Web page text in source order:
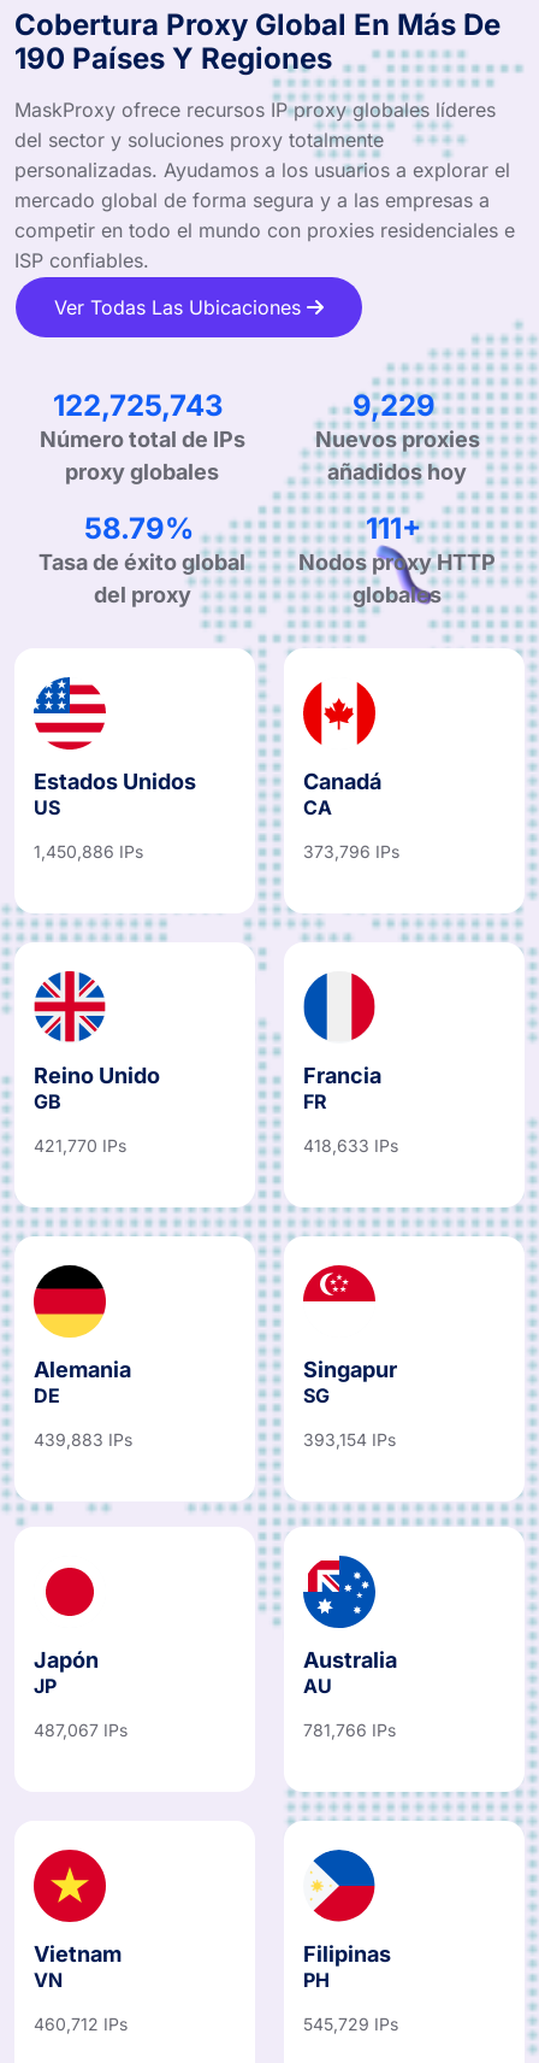
Cobertura Proxy Global En Más De
190 Países Y Regiones
MaskProxy ofrece recursos IP proxy globales líderes
del sector y soluciones proxy totalmente
personalizadas. Ayudamos a los usuarios a explorar el
mercado global de forma segura y a las empresas a
competir en todo el mundo con proxies residenciales e
ISP confiables.
Ver Todas Las Ubicaciones
206,608,193
Número total de IPs
proxy globales
15,537
Nuevos proxies
añadidos hoy
98.52%
Tasa de éxito global
del proxy
187+
Nodos proxy HTTP
globales
Estados Unidos
US
1,450,886 IPs
Canadá
CA
373,796 IPs
Reino Unido
GB
421,770 IPs
Francia
FR
418,633 IPs
Alemania
DE
439,883 IPs
Singapur
SG
393,154 IPs
Japón
JP
487,067 IPs
Australia
AU
781,766 IPs
Vietnam
VN
460,712 IPs
Filipinas
PH
545,729 IPs